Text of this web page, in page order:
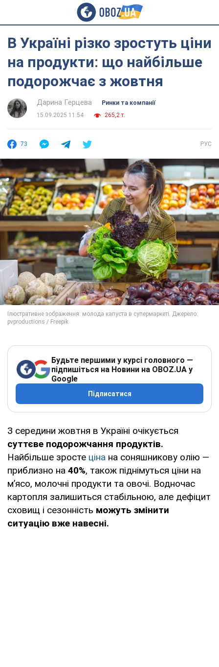
В Україні різко зростуть ціни
на продукти: що найбільше
подорожчає з жовтня
Дарина Герцева
Ринки та компанії
15.09.2025 11:54
265,2 т.
73 РУС
Будьте першими у курсі головного —
підпишіться на Новини на OBOZ.UA у
Google
Підписатися
З середини жовтня в Україні очікується
суттєве подорожчання продуктів.
Найбільше зросте ціна на соняшникову олію —
приблизно на 40%, також піднімуться ціни на
м’ясо, молочні продукти та овочі. Водночас
картопля залишиться стабільною, але дефіцит
сховищ і сезонність можуть змінити
ситуацію вже навесні.